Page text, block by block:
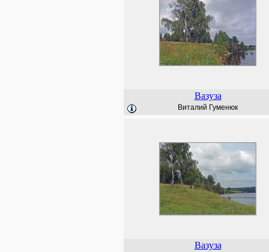
Вазуза
Виталий Гуменюк
Вазуза